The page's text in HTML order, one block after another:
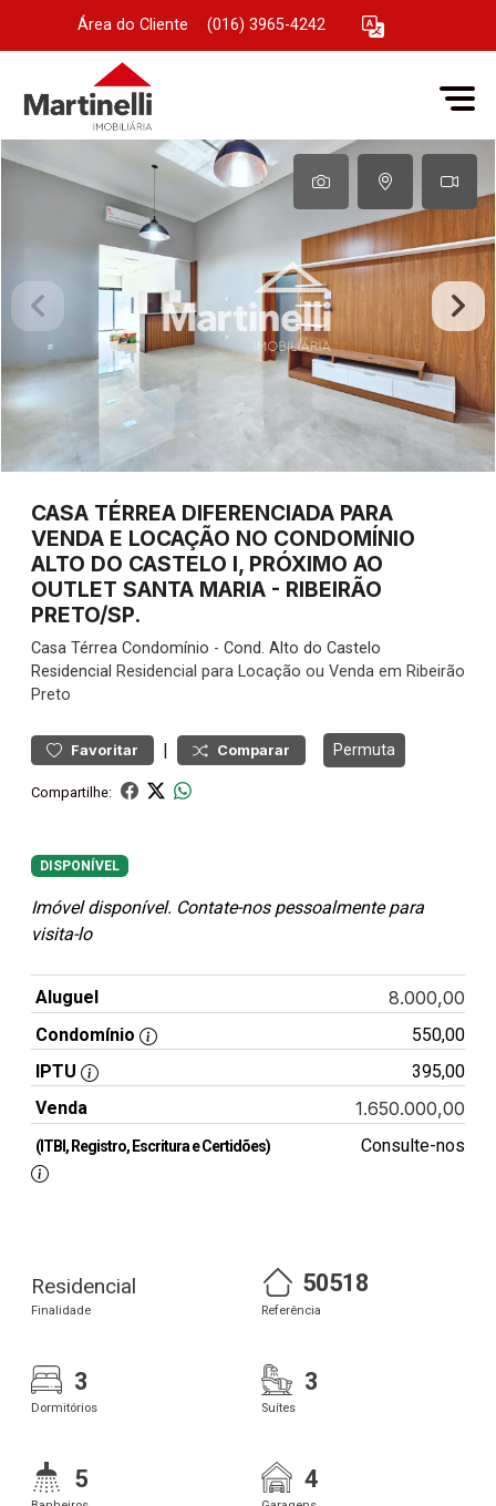
Área do Cliente (016) 3965-4242
CASA TÉRREA DIFERENCIADA PARA
VENDA E LOCAÇÃO NO CONDOMÍNIO
ALTO DO CASTELO I, PRÓXIMO AO
OUTLET SANTA MARIA - RIBEIRÃO
PRETO/SP.
Casa Térrea Condomínio - Cond. Alto do Castelo
Residencial Residencial para Locação ou Venda em Ribeirão
Preto
Favoritar | Comparar Permuta
Compartilhe:
DISPONÍVEL
Imóvel disponível. Contate-nos pessoalmente para
visita-lo
Aluguel 8.000,00
Condomínio
550,00
IPTU
395,00
Venda
1.650.000,00
(ITBI, Registro, Escritura e Certidões) Consulte-nos
Residencial
Finalidade
50518
Referência
3
Dormitórios
3
Suítes
5 4